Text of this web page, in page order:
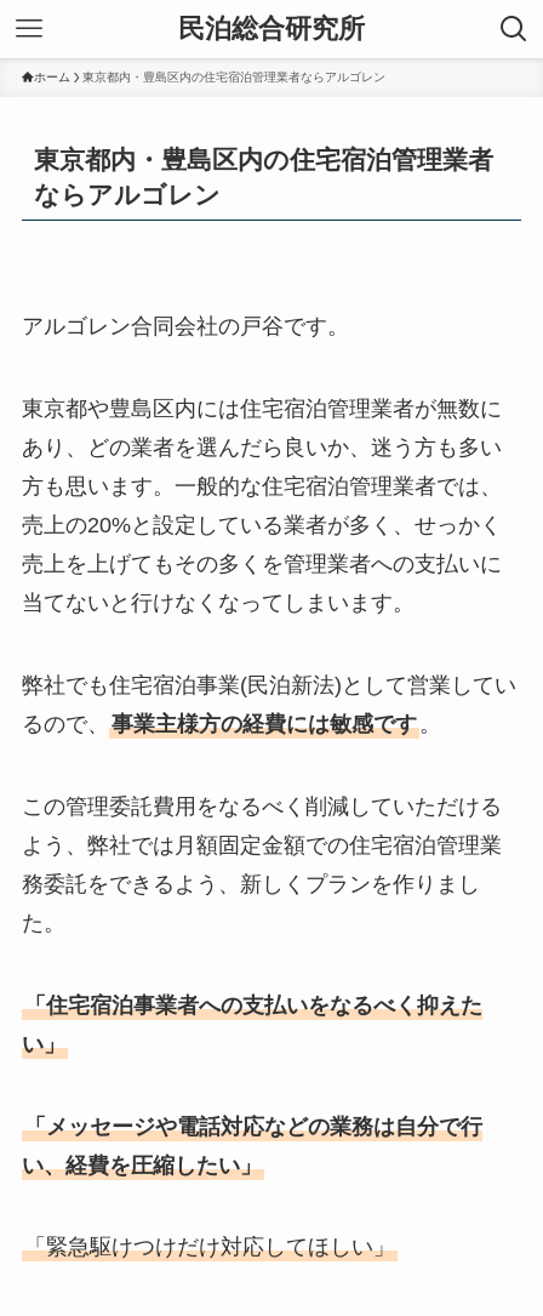
民泊総合研究所
ホーム 東京都内・豊島区内の住宅宿泊管理業者ならアルゴレン
東京都内・豊島区内の住宅宿泊管理業者
ならアルゴレン
アルゴレン合同会社の戸谷です。
東京都や豊島区内には住宅宿泊管理業者が無数に
あり、どの業者を選んだら良いか、迷う方も多い
方も思います。一般的な住宅宿泊管理業者では、
売上の20%と設定している業者が多く、せっかく
売上を上げてもその多くを管理業者への支払いに
当てないと行けなくなってしまいます。
弊社でも住宅宿泊事業(民泊新法)として営業してい
るので、 事業主様方の経費には敏感です。
この管理委託費用をなるべく削減していただける
よう、弊社では月額固定金額での住宅宿泊管理業
務委託をできるよう、新しくプランを作りまし
た。
「住宅宿泊事業者への支払いをなるべく抑えた
い」
「メッセージや電話対応などの業務は自分で行
い、経費を圧縮したい」
「緊急駆けつけだけ対応してほしい」